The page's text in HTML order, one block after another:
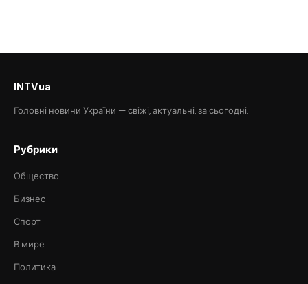
INTVua
Головні новини України — свіжі, актуальні, за сьогодні.
Рубрики
Общество
Бизнес
Спорт
В мире
Политика